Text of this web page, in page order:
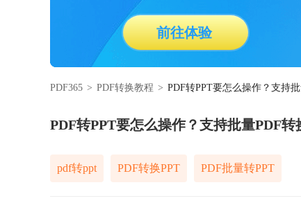
前往体验
PDF365 > PDF转换教程 > PDF转PPT要怎么操作？支持
PDF转PPT要怎么操作？支持批量PDF转
pdf转ppt PDF转换PPT PDF批量转PPT